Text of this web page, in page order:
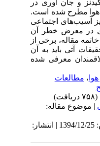
و جان اوری در
هوا مطرح شده است.
آسیب‌های اجتماعی
در معرض خطر آن
مقاله، برخی از
آتی باید به آن
معرفی شده
، مطالعات
موضوع مقاله:
دریافت: 1394/7/10 | پذیرش: 1394/12/25 | انتشار: